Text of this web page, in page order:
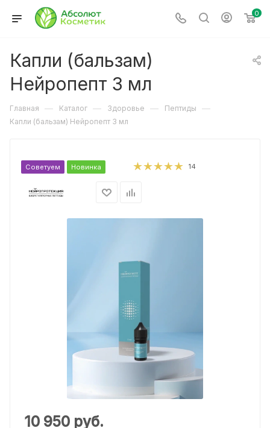
0
Капли (бальзам)
Нейропепт 3 мл
Главная — Каталог — Здоровье — Пептиды —
Капли (бальзам) Нейропепт 3 мл
Советуем Новинка 14
10 950 руб.